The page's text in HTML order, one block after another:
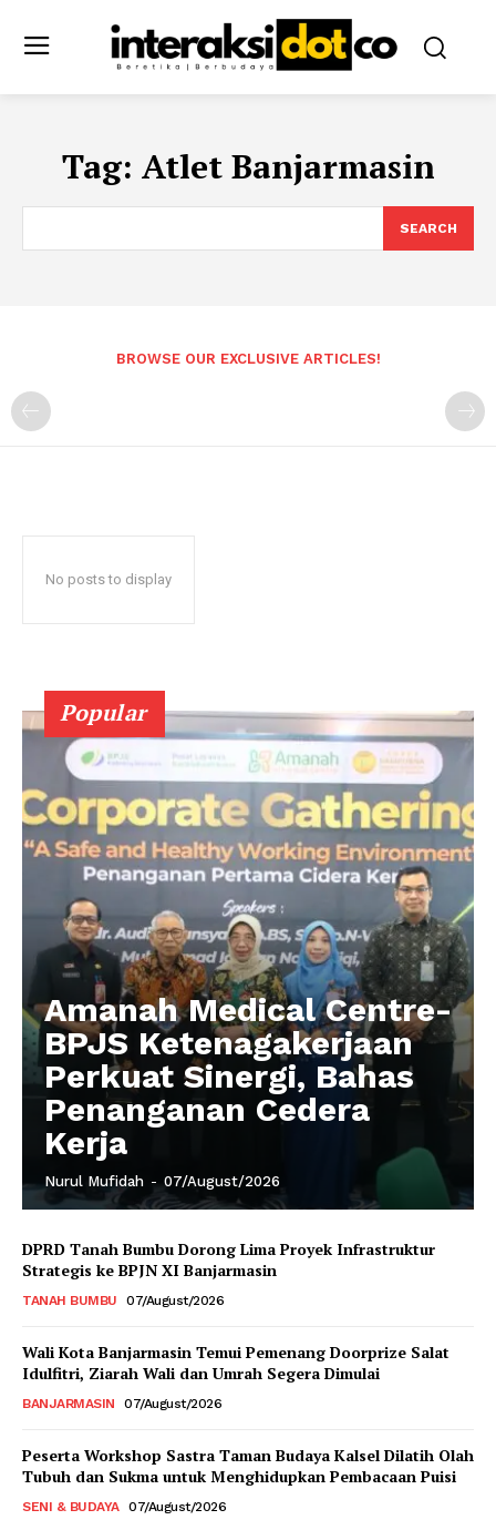
Tag: Atlet Banjarmasin
SEARCH
BROWSE OUR EXCLUSIVE ARTICLES!
No posts to display
Popular
Amanah Medical Centre-
BPJS Ketenagakerjaan
Perkuat Sinergi, Bahas
Penanganan Cedera
Kerja
Nurul Mufidah - 07/August/2026
DPRD Tanah Bumbu Dorong Lima Proyek Infrastruktur
Strategis ke BPJN XI Banjarmasin
TANAH BUMBU 07/August/2026
Wali Kota Banjarmasin Temui Pemenang Doorprize Salat
Idulfitri, Ziarah Wali dan Umrah Segera Dimulai
BANJARMASIN 07/August/2026
Peserta Workshop Sastra Taman Budaya Kalsel Dilatih Olah
Tubuh dan Sukma untuk Menghidupkan Pembacaan Puisi
SENI & BUDAYA 07/August/2026